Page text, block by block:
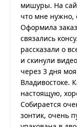
мишуры. На
что мне нужно,
Оформила
связались
рассказали о
и скинули
через 3 дня
Владивостоке.
настоящую,
Собирается
зонтик, очень